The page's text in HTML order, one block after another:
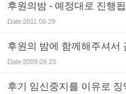
후원의밤 - 예정대로 진행
Date2011.06.29
후원의 밤에 함께해주셔서
Date2009.09.23
후기 임신중지를 이유로